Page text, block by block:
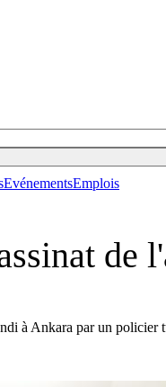
EvénementsEmplois
de
à Ankara par un